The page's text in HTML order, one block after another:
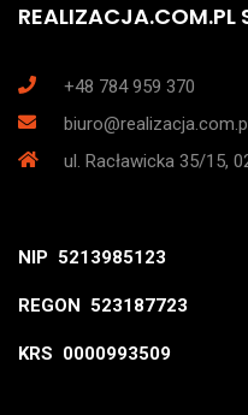
REALIZACJA.COM.PL
+48 784 959 370
biuro@realizacja.com.pl
ul. Racławicka 35/15,
NIP 5213985123
REGON 523187723
KRS 0000993509